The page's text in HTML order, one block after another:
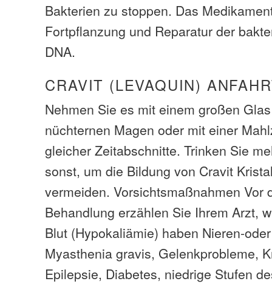
Bakterien zu stoppen. Das
Fortpflanzung und Reparatur der
DNA.
CRAVIT (LEVAQUIN)
Nehmen Sie es mit einem großen
nüchternen Magen oder mit einer
gleicher Zeitabschnitte. Trinken Sie
sonst, um die Bildung von Cravit
vermeiden. Vorsichtsmaßnahmen Vor
Behandlung erzählen Sie Ihrem Arzt,
Blut (Hypokaliämie) haben Nieren-
Myasthenia gravis, Gelenkprobleme,
Epilepsie, Diabetes, niedrige Stufen